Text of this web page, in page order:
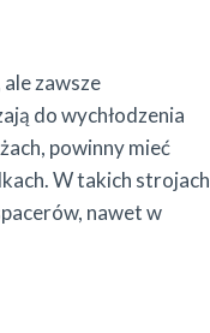
zawsze
do wychłodzenia
powinny mieć
W takich strojach
nawet w